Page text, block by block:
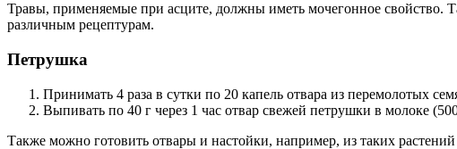
Травы, применяемые при асците, должны иметь мочегонное свойство.
различным рецептурам.
Петрушка
Принимать 4 раза в сутки по 20 капель отвара из перемолотых
Выпивать по 40 г через 1 час отвар свежей петрушки в молоке
Также можно готовить отвары и настойки, например, из таких растений